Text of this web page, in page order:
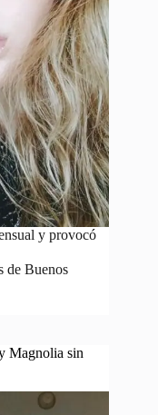
y provocó
de Buenos
Magnolia sin